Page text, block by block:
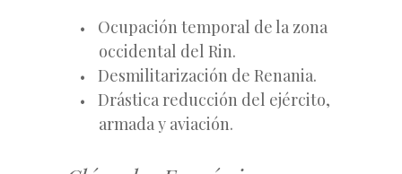
Ocupación temporal de la zona
occidental del Rin.
Desmilitarización de Renania.
Drástica reducción del ejército,
armada y aviación.